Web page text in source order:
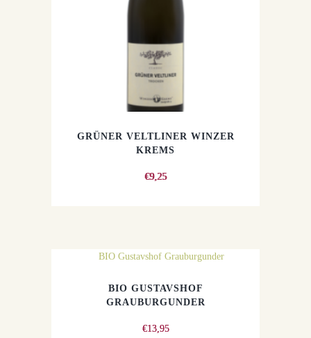
GRÜNER VELTLINER WINZER
KREMS
€9,25
BIO GUSTAVSHOF
GRAUBURGUNDER
€13,95